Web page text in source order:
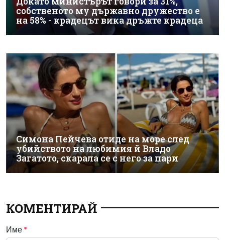
собственото му държавно дружество е
на 58% - крадецът вика дръжте крадеца
Симона Пейчева отиде на море след
убийството на любимия й Владо
Загатото, скарала се с него за пари
КОМЕНТИРАЙ
Име *